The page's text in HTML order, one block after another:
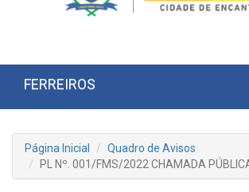
FERREIROS
Página Inicial
Quadro de Avisos
PL Nº. 001/FMS/2022 CHAMADA